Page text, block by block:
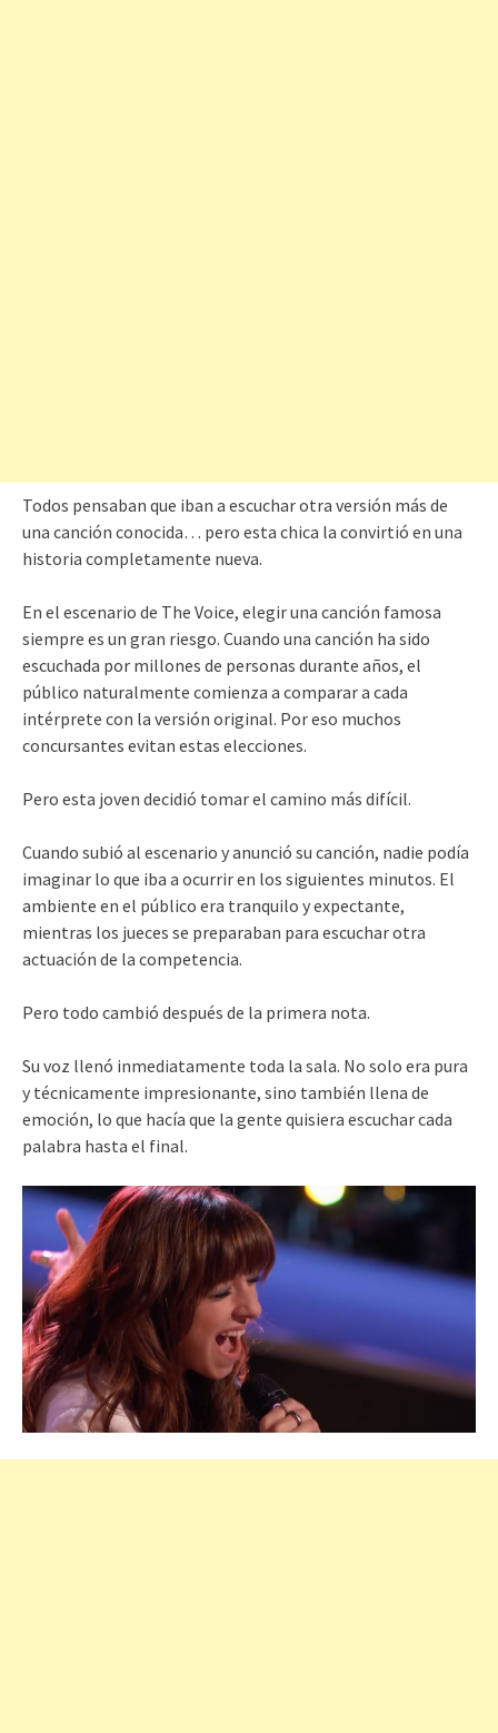
Todos pensaban que iban a escuchar otra versión más de
una canción conocida… pero esta chica la convirtió en una
historia completamente nueva.
En el escenario de The Voice, elegir una canción famosa
siempre es un gran riesgo. Cuando una canción ha sido
escuchada por millones de personas durante años, el
público naturalmente comienza a comparar a cada
intérprete con la versión original. Por eso muchos
concursantes evitan estas elecciones.
Pero esta joven decidió tomar el camino más difícil.
Cuando subió al escenario y anunció su canción, nadie podía
imaginar lo que iba a ocurrir en los siguientes minutos. El
ambiente en el público era tranquilo y expectante,
mientras los jueces se preparaban para escuchar otra
actuación de la competencia.
Pero todo cambió después de la primera nota.
Su voz llenó inmediatamente toda la sala. No solo era pura
y técnicamente impresionante, sino también llena de
emoción, lo que hacía que la gente quisiera escuchar cada
palabra hasta el final.